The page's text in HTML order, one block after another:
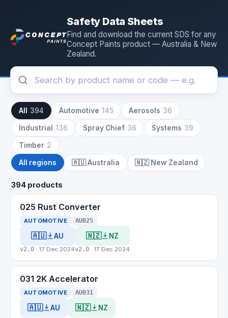
Safety Data Sheets
Find and download the current SDS for any
Concept Paints product — Australia & New
Zealand.
All 394 Automotive 145 Aerosols 36
Industrial 136 Spray Chief 36 Systems 39
Timber 2
All regions 🇦🇺Australia 🇳🇿 New Zealand
394 products
025 Rust Converter
AUTOMOTIVE AU025
🇦🇺 AU
v2.0 · 17 Dec 2024
🇳🇿 NZ
v2.0 · 17 Dec 2024
031 2K Accelerator
AUTOMOTIVE AU031
🇦🇺 AU 🇳🇿 NZ